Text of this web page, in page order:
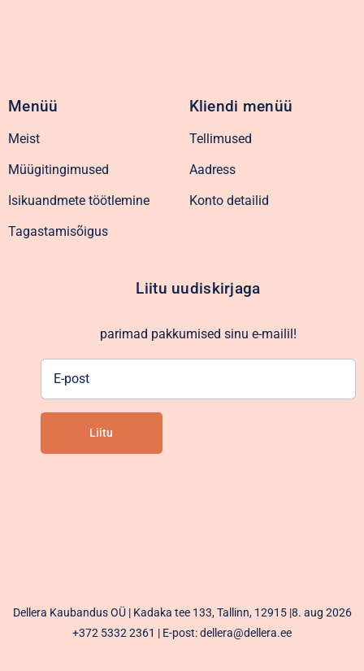
Menüü
Meist
Müügitingimused
Isikuandmete töötlemine
Tagastamisõigus
Kliendi menüü
Tellimused
Aadress
Konto detailid
Liitu uudiskirjaga
parimad pakkumised sinu e-mailil!
Liitu
Dellera Kaubandus OÜ | Kadaka tee 133, Tallinn, 12915 |8. aug 2026
+372 5332 2361 | E-post: dellera@dellera.ee